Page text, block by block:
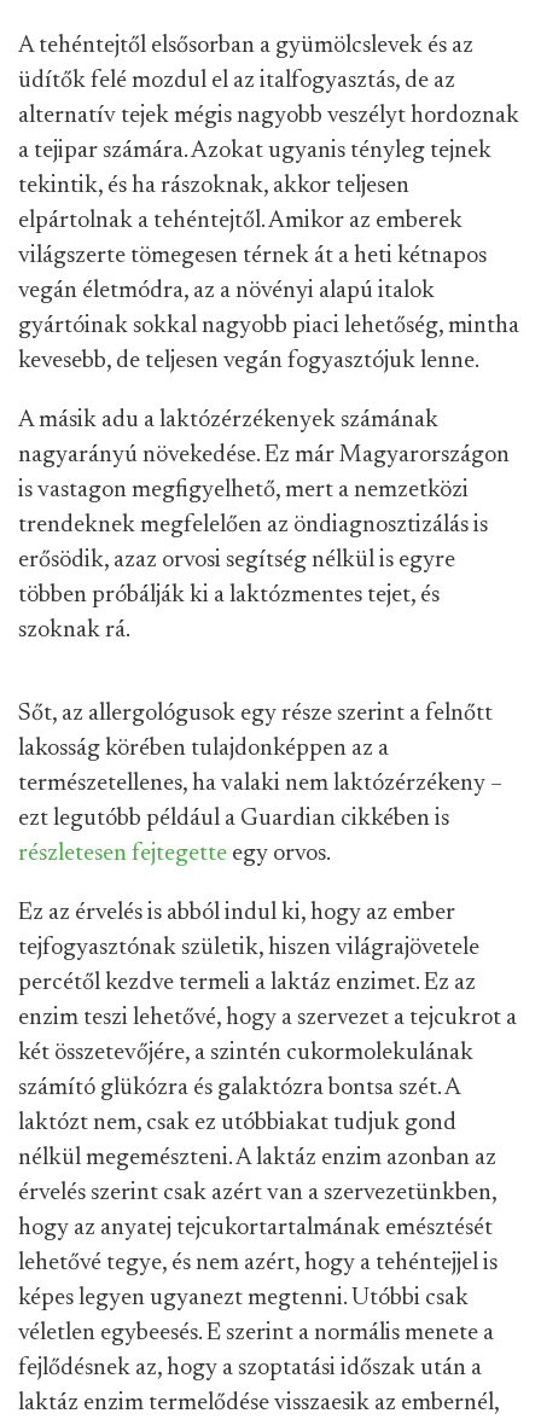
A tehéntejtől elsősorban a gyümölcslevek és az
üdítők felé mozdul el az italfogyasztás, de az
alternatív tejek mégis nagyobb veszélyt hordoznak
a tejipar számára. Azokat ugyanis tényleg tejnek
tekintik, és ha rászoknak, akkor teljesen
elpártolnak a tehéntejtől. Amikor az emberek
világszerte tömegesen térnek át a heti kétnapos
vegán életmódra, az a növényi alapú italok
gyártóinak sokkal nagyobb piaci lehetőség, mintha
kevesebb, de teljesen vegán fogyasztójuk lenne.
A másik adu a laktózérzékenyek számának
nagyarányú növekedése. Ez már Magyarországon
is vastagon megfigyelhető, mert a nemzetközi
trendeknek megfelelően az öndiagnosztizálás is
erősödik, azaz orvosi segítség nélkül is egyre
többen próbálják ki a laktózmentes tejet, és
szoknak rá.
Sőt, az allergológusok egy része szerint a felnőtt
lakosság körében tulajdonképpen az a
természetellenes, ha valaki nem laktózérzékeny –
ezt legutóbb például a Guardian cikkében is
részletesen fejtegette egy orvos.
Ez az érvelés is abból indul ki, hogy az ember
tejfogyasztónak születik, hiszen világrajövetele
percétől kezdve termeli a laktáz enzimet. Ez az
enzim teszi lehetővé, hogy a szervezet a tejcukrot a
két összetevőjére, a szintén cukormolekulának
számító glükózra és galaktózra bontsa szét. A
laktózt nem, csak ez utóbbiakat tudjuk gond
nélkül megemészteni. A laktáz enzim azonban az
érvelés szerint csak azért van a szervezetünkben,
hogy az anyatej tejcukortartalmának emésztését
lehetővé tegye, és nem azért, hogy a tehéntejjel is
képes legyen ugyanezt megtenni. Utóbbi csak
véletlen egybeesés. E szerint a normális menete a
fejlődésnek az, hogy a szoptatási időszak után a
laktáz enzim termelődése visszaesik az embernél,